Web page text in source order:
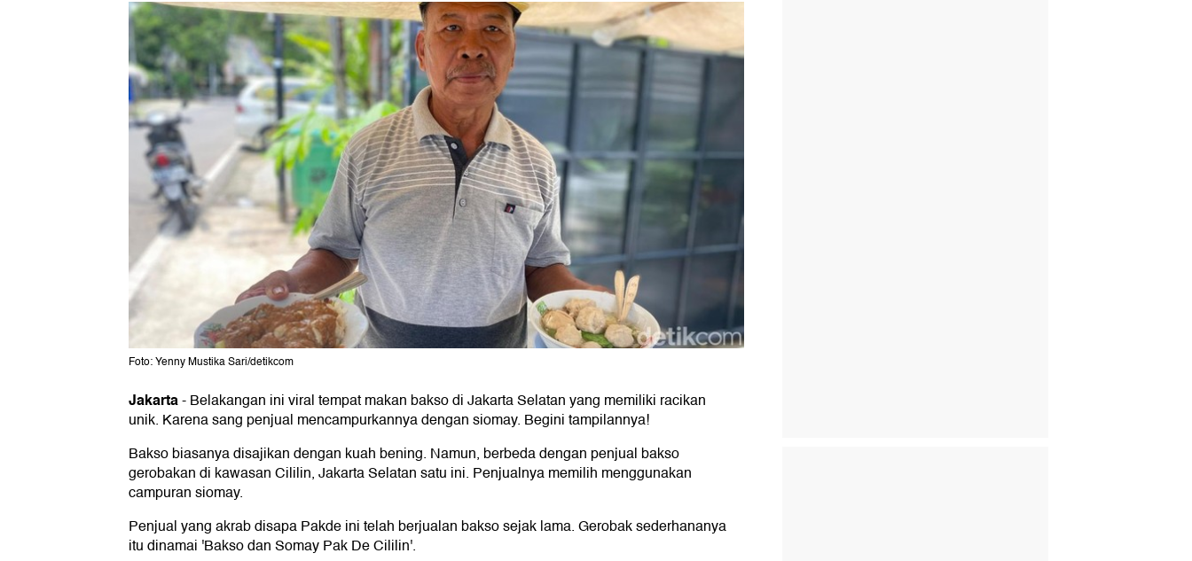
Foto: Yenny Mustika Sari/detikcom
Jakarta-Belakangan ini viral tempat makan bakso di Jakarta Selatan yang memiliki racikan
unik. Karena sang penjual mencampurkannya dengan siomay. Begini tampilannya!
Bakso biasanya disajikan dengan kuah bening. Namun, berbeda dengan penjual bakso
gerobakan di kawasan Cililin, Jakarta Selatan satu ini. Penjualnya memilih menggunakan
campuran siomay.
Penjual yang akrab disapa Pakde ini telah berjualan bakso sejak lama. Gerobak sederhananya
itu dinamai 'Bakso dan Somay Pak De Cililin'.